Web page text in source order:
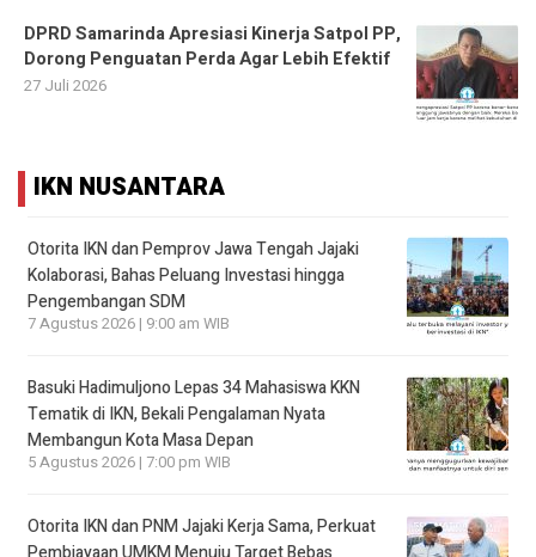
DPRD Samarinda Apresiasi Kinerja Satpol PP,
Dorong Penguatan Perda Agar Lebih Efektif
27 Juli 2026
IKN NUSANTARA
Otorita IKN dan Pemprov Jawa Tengah Jajaki
Kolaborasi, Bahas Peluang Investasi hingga
Pengembangan SDM
7 Agustus 2026 | 9:00 am WIB
Basuki Hadimuljono Lepas 34 Mahasiswa KKN
Tematik di IKN, Bekali Pengalaman Nyata
Membangun Kota Masa Depan
5 Agustus 2026 | 7:00 pm WIB
Otorita IKN dan PNM Jajaki Kerja Sama, Perkuat